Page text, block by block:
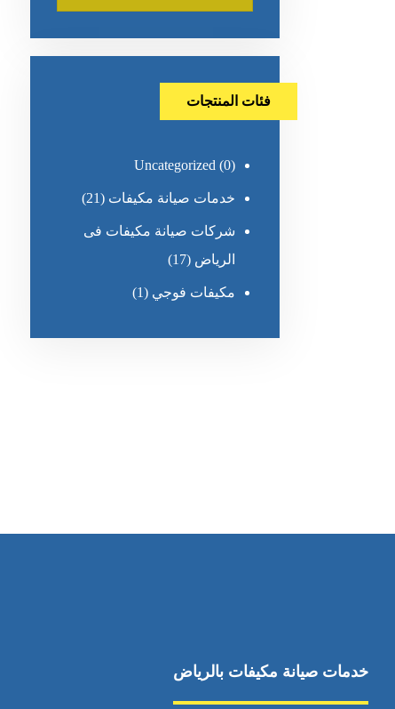
فئات المنتجات
Uncategorized (0)
خدمات صيانة مكيفات (21)
شركات صيانة مكيفات فى
الرياض (17)
مكيفات فوجي (1)
خدمات صيانة مكيفات بالرياض